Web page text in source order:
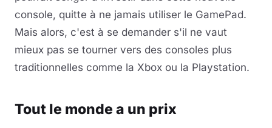
console, quitte à ne jamais utiliser le GamePad.
Mais alors, c'est à se demander s'il ne vaut
mieux pas se tourner vers des consoles plus
traditionnelles comme la Xbox ou la Playstation.
Tout le monde a un prix